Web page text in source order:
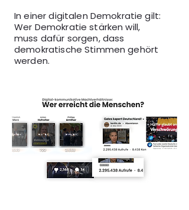
In einer digitalen Demokratie gilt:
Wer Demokratie stärken will,
muss dafür sorgen, dass
demokratische Stimmen gehört
werden.